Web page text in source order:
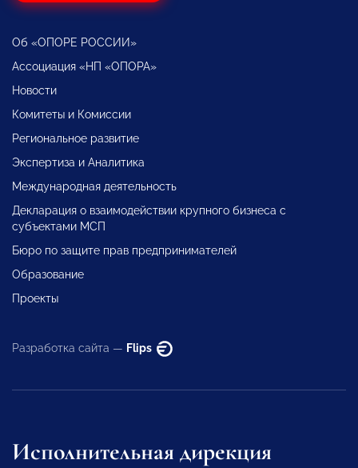
Об «ОПОРЕ РОССИИ»
Ассоциация «НП «ОПОРА»
Новости
Комитеты и Комиссии
Региональное развитие
Экспертиза и Аналитика
Международная деятельность
Декларация о взаимодействии крупного бизнеса с
субъектами МСП
Бюро по защите прав предпринимателей
Образование
Проекты
Разработка сайта — Flips
Исполнительная дирекция